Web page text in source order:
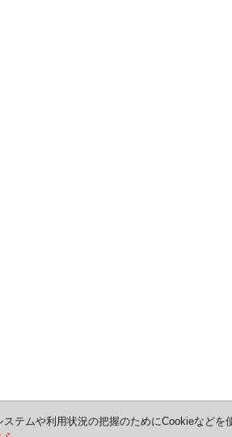
テムや利用状況の把握のためにCookieなど